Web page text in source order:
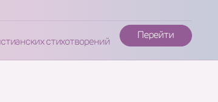
стихотворений
Перейти